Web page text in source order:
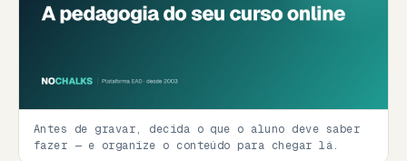
Antes de gravar, decida o que o aluno deve saber
fazer — e organize o conteúdo para chegar lá.